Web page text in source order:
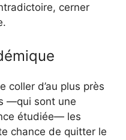
cerner
coller d’au plus près
—qui sont une
étudiée— les
chance de quitter le